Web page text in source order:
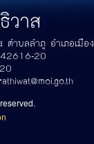
วาส
ำบลลำภู อำเภอเมือง
20